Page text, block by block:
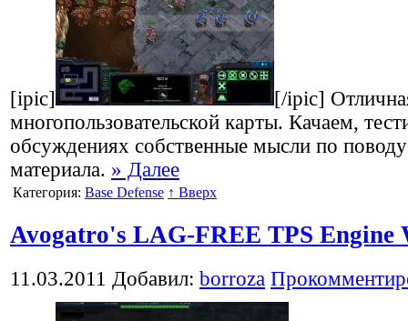
[ipic]
[/ipic]
многопользовательской карты. Качаем,
обсуждениях собственные мысли по поводу
материала. » Далее
Категория: Base Defense ↑ Вверх
Avogatro's LAG-FREE TPS Engine
11.03.2011 Добавил: borroza